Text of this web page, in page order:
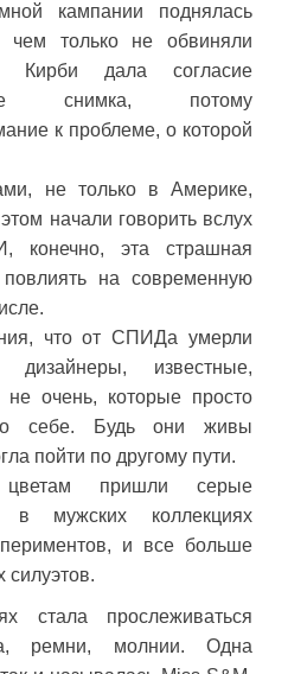
кампании поднялась
только не обвиняли
Кирби дала согласие
снимка, потому
к проблеме, о которой
не только в Америке,
начали говорить вслух
конечно, эта страшная
на современную
что от СПИДа умерли
дизайнеры, известные,
очень, которые просто
о себе. Будь они живы
пойти по другому пути.
пришли серые
в мужских коллекциях
и все больше
силуэтов.
стала прослеживаться
ремни, молнии. Одна